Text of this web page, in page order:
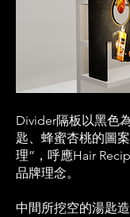
Divider隔板以黑色
匙、蜂蜜杏桃的圖
理”，呼應Hair
品牌理念。
中間所挖空的湯匙